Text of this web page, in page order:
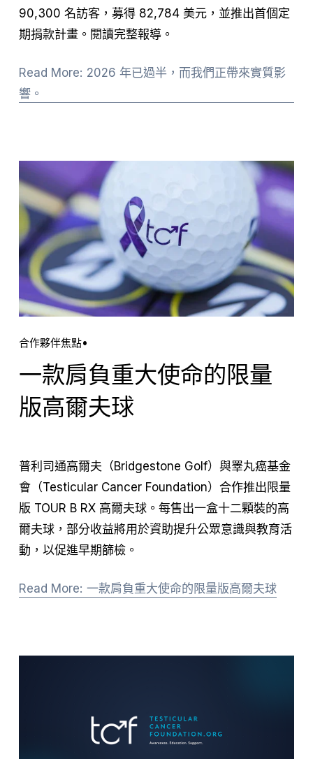
90,300 名訪客，募得 82,784 美元，並推出首個定
期捐款計畫。閱讀完整報導。
Read More: 2026 年已過半，而我們正帶來實質影
響。
合作夥伴焦點
一款肩負重大使命的限量
版高爾夫球
普利司通高爾夫（Bridgestone Golf）與睪丸癌基金
會（Testicular Cancer Foundation）合作推出限量
版 TOUR B RX 高爾夫球。每售出一盒十二顆裝的高
爾夫球，部分收益將用於資助提升公眾意識與教育活
動，以促進早期篩檢。
Read More: 一款肩負重大使命的限量版高爾夫球